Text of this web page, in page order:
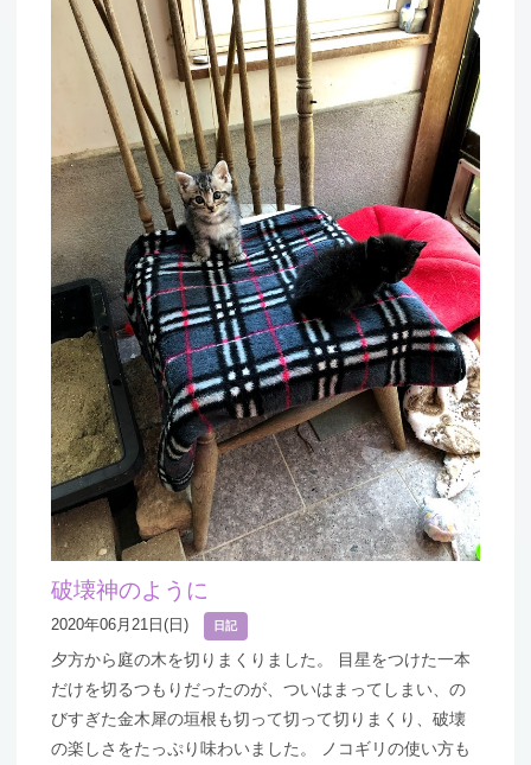
破壊神のように
2020年06月21日(日) 日記
夕方から庭の木を切りまくりました。 目星をつけた一本
だけを切るつもりだったのが、ついはまってしまい、の
びすぎた金木犀の垣根も切って切って切りまくり、破壊
の楽しさをたっぷり味わいました。 ノコギリの使い方も